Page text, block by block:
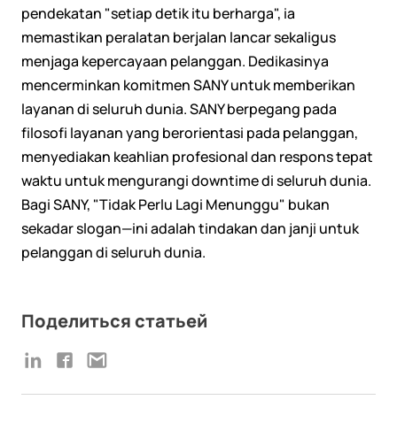
pendekatan "setiap detik itu berharga", ia
memastikan peralatan berjalan lancar sekaligus
menjaga kepercayaan pelanggan. Dedikasinya
mencerminkan komitmen SANY untuk memberikan
layanan di seluruh dunia. SANY berpegang pada
filosofi layanan yang berorientasi pada pelanggan,
menyediakan keahlian profesional dan respons tepat
waktu untuk mengurangi downtime di seluruh dunia.
Bagi SANY, "Tidak Perlu Lagi Menunggu" bukan
sekadar slogan—ini adalah tindakan dan janji untuk
pelanggan di seluruh dunia.
Поделиться статьей